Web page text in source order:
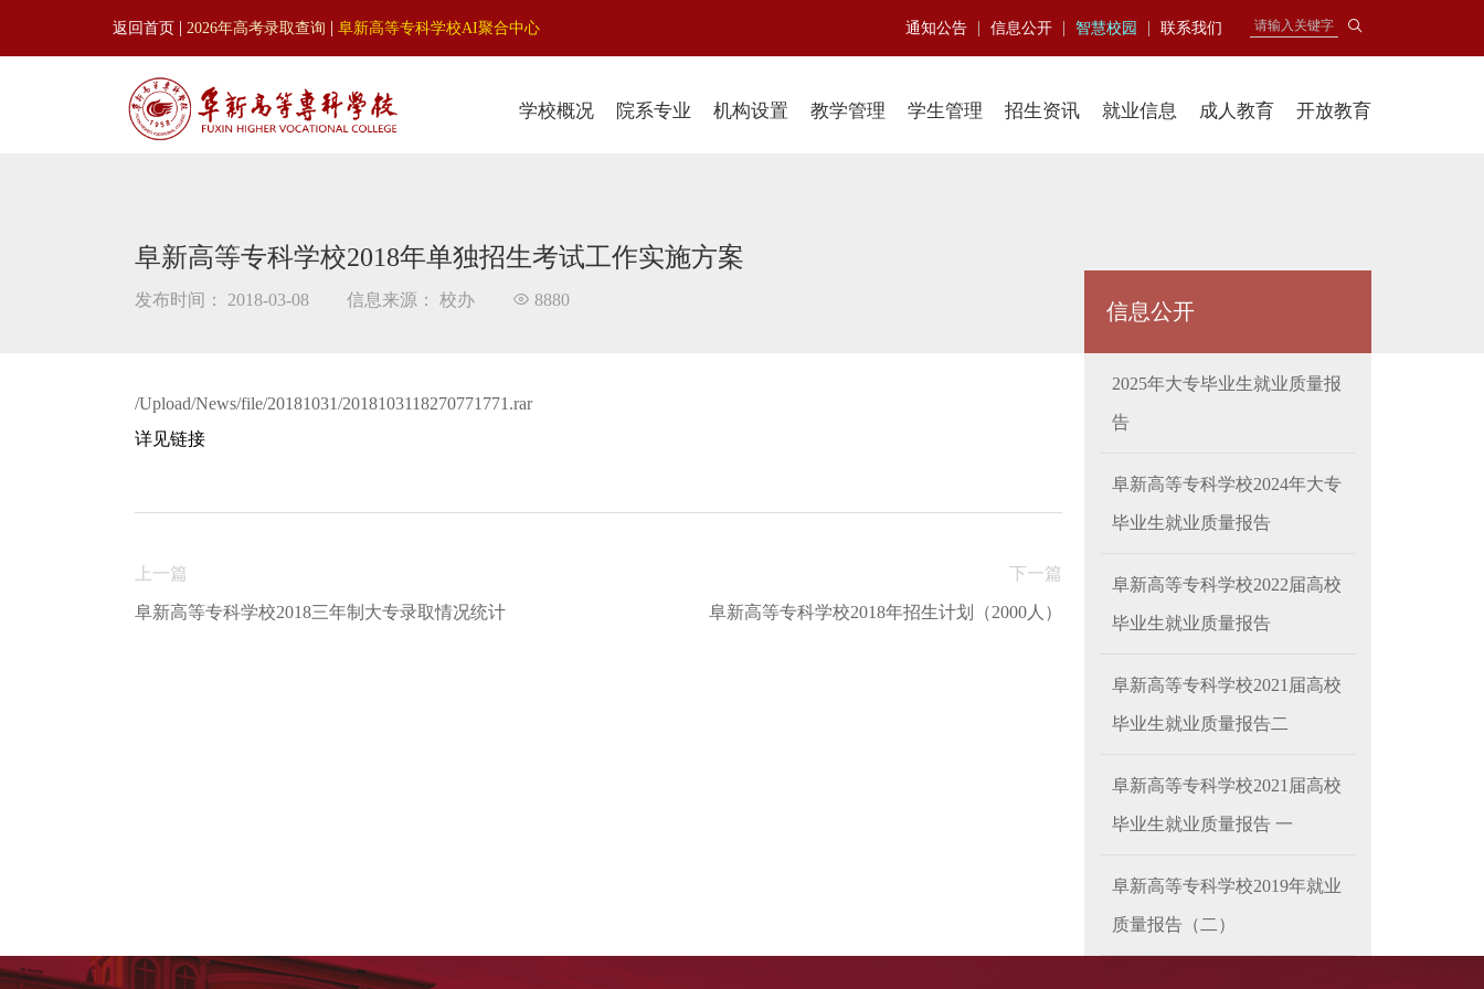
返回首页 | 2026年高考录取查询 | 阜新高等专科学校AI聚合中心 通知公告 | 信息公开 | 智慧校园 | 联系我们
学校概况 院系专业 机构设置 教学管理 学生管理 招生资讯 就业信息 成人教育 开放教育
阜新高等专科学校2018年单独招生考试工作实施方案
发布时间： 2018-03-08 信息来源： 校办 8880
/Upload/News/file/20181031/2018103118270771771.rar
详见链接
上一篇
阜新高等专科学校2018三年制大专录取情况统计
下一篇
阜新高等专科学校2018年招生计划（2000人）
信息公开
2025年大专毕业生就业质量报
告
阜新高等专科学校2024年大专
毕业生就业质量报告
阜新高等专科学校2022届高校
毕业生就业质量报告
阜新高等专科学校2021届高校
毕业生就业质量报告二
阜新高等专科学校2021届高校
毕业生就业质量报告 一
阜新高等专科学校2019年就业
质量报告（二）